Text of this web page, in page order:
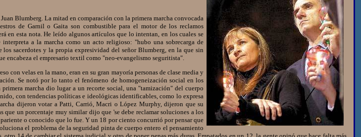
Blumberg. La mitad en comparación con la primera marcha convocada
de Garnil o Gaita son combustible para el motor de los reclamos
en esta nota. He leído algunos artículos que lo intentan, en los cuales se
a la marcha como un acto religioso: "hubo una sobrecarga de
sacerdotes y la propia expresividad del señor Blumberg, en la que sin
encabeza el empresario textil como "neo-evangelismo seguritista".
velas en la mano, eran en su gran mayoría personas de clase media y
Se notó por lo tanto el fenómeno de homogeneización social en los
marcha dio lugar a un recorte social, una "tamización" del cuerpo
con tendencias políticas e ideológicas identificables, como lo expresa
dijeron votar a Patti, Carrió, Macri o López Murphy, dijeron que su
que un porcentaje muy similar dijo que 'se debe reclamar soluciones a los
o conocido que lo fue. Y un 18 por ciento concurrió por pensar que
el problema de la seguridad pinta de cuerpo entero el pensamiento